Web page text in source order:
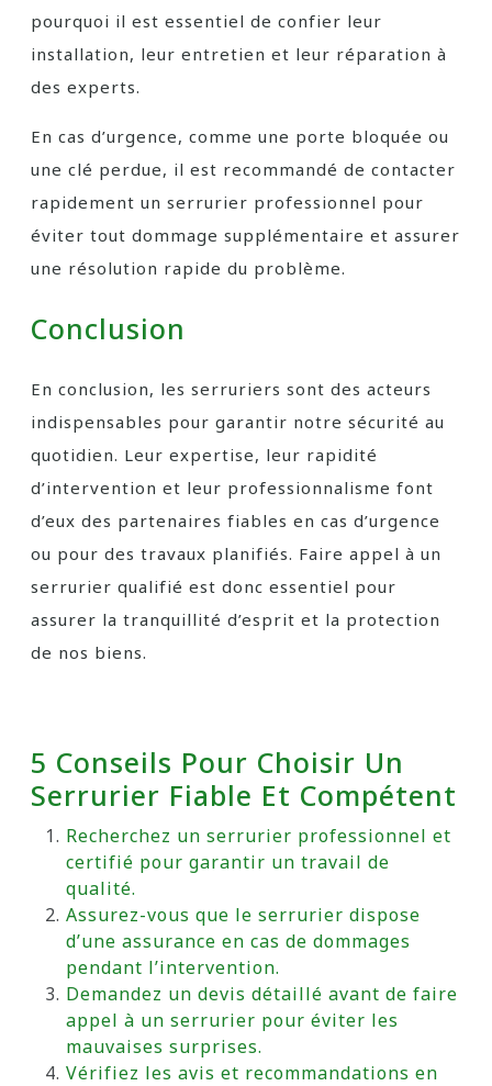
pourquoi il est essentiel de confier leur
installation, leur entretien et leur réparation à
des experts.
En cas d’urgence, comme une porte bloquée ou
une clé perdue, il est recommandé de contacter
rapidement un serrurier professionnel pour
éviter tout dommage supplémentaire et assurer
une résolution rapide du problème.
Conclusion
En conclusion, les serruriers sont des acteurs
indispensables pour garantir notre sécurité au
quotidien. Leur expertise, leur rapidité
d’intervention et leur professionnalisme font
d’eux des partenaires fiables en cas d’urgence
ou pour des travaux planifiés. Faire appel à un
serrurier qualifié est donc essentiel pour
assurer la tranquillité d’esprit et la protection
de nos biens.
5 Conseils Pour Choisir Un
Serrurier Fiable Et Compétent
Recherchez un serrurier professionnel et
certifié pour garantir un travail de
qualité.
Assurez-vous que le serrurier dispose
d’une assurance en cas de dommages
pendant l’intervention.
Demandez un devis détaillé avant de faire
appel à un serrurier pour éviter les
mauvaises surprises.
Vérifiez les avis et recommandations en